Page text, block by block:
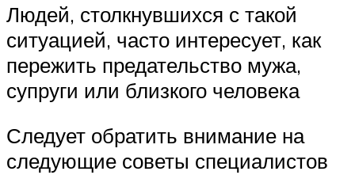
Людей, столкнувшихся с такой
ситуацией, часто интересует, как
пережить предательство мужа,
супруги или близкого человека
Следует обратить внимание на
следующие советы специалистов